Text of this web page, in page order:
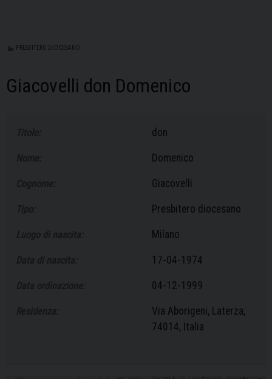
PRESBITERO DIOCESANO
Giacovelli don Domenico
don
Domenico
Giacovelli
Presbitero diocesano
Milano
17-04-1974
04-12-1999
Via Aborigeni, Laterza,
74014, Italia